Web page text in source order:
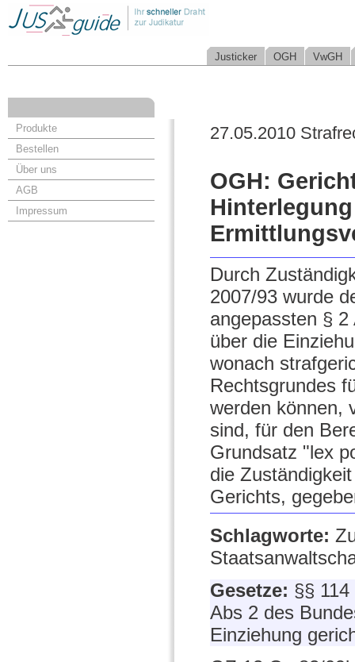
Justicker OGH VwGH
Produkte
Bestellen
Über uns
AGB
Impressum
27.05.2010
OGH:
Durch
2007/93 wurde
angepassten §
über die
wonach
Rechtsgrundes
werden können,
sind, für den
Grundsatz "lex
die
Gerichts,
Schlagworte:
Gesetze: §§
Abs 2 des
Einziehung